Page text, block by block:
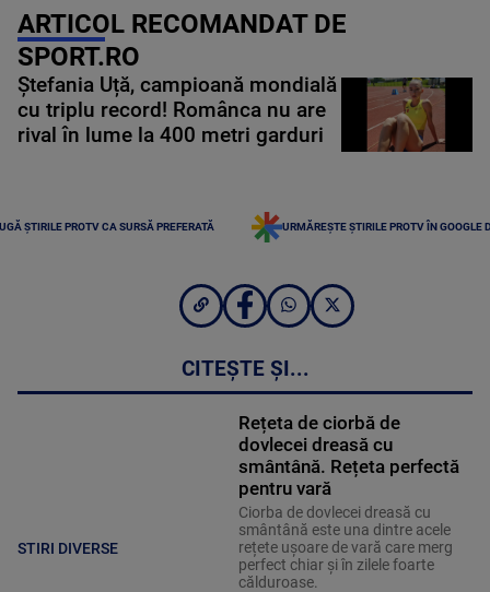
ARTICOL RECOMANDAT DE
SPORT.RO
Ștefania Uță, campioană mondială
cu triplu record! Românca nu are
rival în lume la 400 metri garduri
ȘTIRILE PROTV CA SURSĂ PREFERATĂ URMĂREȘTE ȘTIRILE PROTV ÎN GOOGLE
CITEȘTE ȘI...
STIRI DIVERSE
Rețeta de ciorbă de
dovlecei dreasă cu
smântână. Rețeta perfectă
pentru vară
Ciorba de dovlecei dreasă cu
smântână este una dintre acele
rețete ușoare de vară care merg
perfect chiar și în zilele foarte
călduroase.